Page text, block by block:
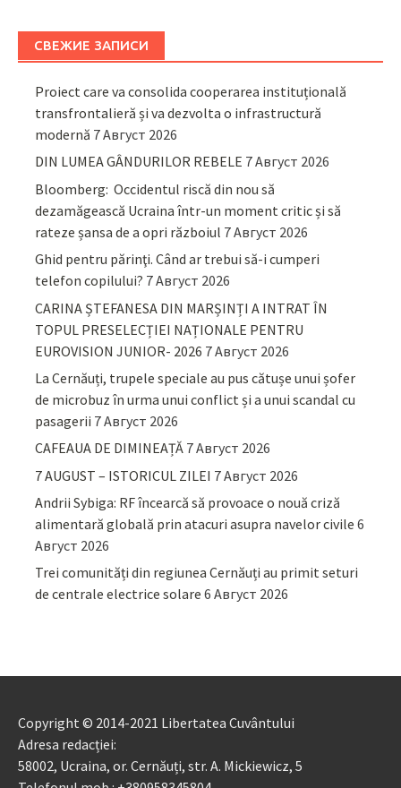
СВЕЖИЕ ЗАПИСИ
Proiect care va consolida cooperarea instituțională
transfrontalieră și va dezvolta o infrastructură
modernă 7 Август 2026
DIN LUMEA GÂNDURILOR REBELE 7 Август 2026
Bloomberg: Occidentul riscă din nou să
dezamăgească Ucraina într-un moment critic și să
rateze șansa de a opri războiul 7 Август 2026
Ghid pentru părinţi. Când ar trebui să-i cumperi
telefon copilului? 7 Август 2026
CARINA ȘTEFANESA DIN MARȘINȚI A INTRAT ÎN
TOPUL PRESELECȚIEI NAȚIONALE PENTRU
EUROVISION JUNIOR- 2026 7 Август 2026
La Cernăuți, trupele speciale au pus cătușe unui șofer
de microbuz în urma unui conflict și a unui scandal cu
pasagerii 7 Август 2026
CAFEAUA DE DIMINEAȚĂ 7 Август 2026
7 AUGUST – ISTORICUL ZILEI 7 Август 2026
Andrii Sybiga: RF încearcă să provoace o nouă criză
alimentară globală prin atacuri asupra navelor civile 6
Август 2026
Trei comunități din regiunea Cernăuți au primit seturi
de centrale electrice solare 6 Август 2026
Copyright © 2014-2021 Libertatea Cuvântului
Adresa redacției:
58002, Ucraina, or. Cernăuți, str. A. Mickiewicz, 5